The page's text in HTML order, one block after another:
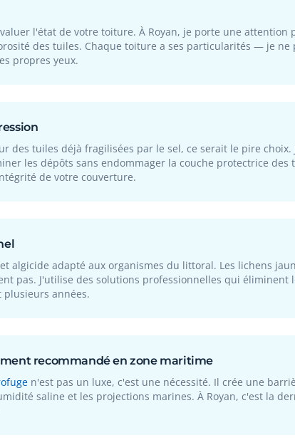
l'état de votre toiture. À Royan, je porte une attention
des tuiles. Chaque toiture a ses particularités — je ne
propres yeux.
des tuiles déjà fragilisées par le sel, ce serait le pire
les dépôts sans endommager la couche protectrice des
de votre couverture.
algicide adapté aux organismes du littoral. Les lichens
pas. J'utilise des solutions professionnelles qui éliminent
années.
recommandé en zone maritime
n'est pas un luxe, c'est une nécessité. Il crée une
saline et les projections marines. À Royan, c'est la